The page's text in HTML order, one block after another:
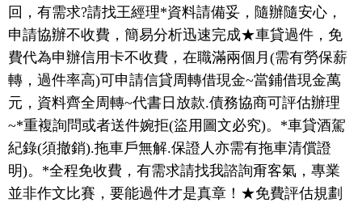
回，有需求?請找王經理*資料請備妥，隨辦隨安心，
申請協辦不收費，簡易分析迅速完成★車貸過件，免
費代為申辦信用卡不收費，在職滿兩個月(需有勞保薪
轉，過件率高)可申請信貸周轉借現金~當鋪借現金萬
元，資料齊全周轉~代書日放款.債務協商可評估辦理
~*重複詢問或者送件婉拒(盜用圖文必究)。*車貸酒駕
紀錄(須撤銷).拖車戶無解.保證人亦需有拖車清償證
明)。*全程免收費，有需求請找我諮詢甭客氣，專業
並非作文比賽，要能過件才是真章！★免費評估規劃